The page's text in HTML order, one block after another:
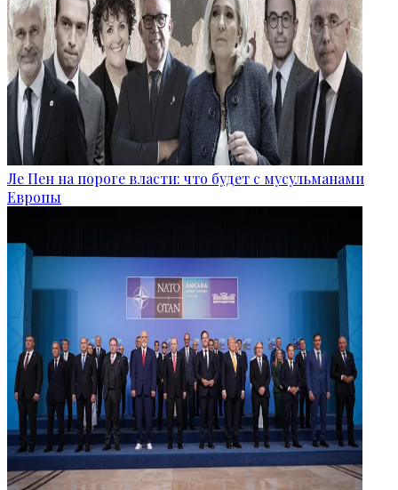
Ле Пен на пороге власти: что будет с мусульманами
Европы